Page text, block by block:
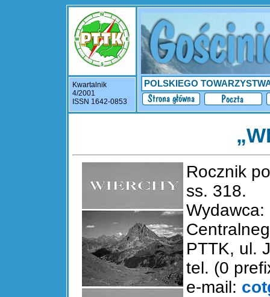
POLSKIEGO
Kwartalnik
4/2001
ISSN 1642-0853
Rocznik
ss. 318.
Wydawca:
PTTK, ul.
tel. (0
e-mail: